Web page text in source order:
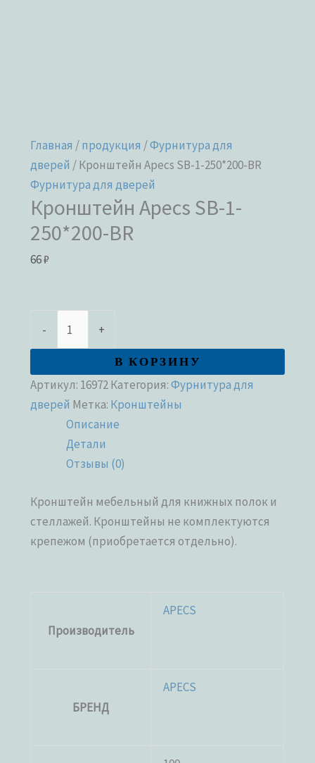
Главная /продукция /Фурнитура для
дверей / Кронштейн Apecs SB-1-250*200-BR
Фурнитура для дверей
Кронштейн Apecs SB-1-
250*200-BR
66₽
- +
В КОРЗИНУ
Артикул: 16972Категория:Фурнитура для
дверей Метка: Кронштейны
Описание
Детали
Отзывы (0)
Кронштейн мебельный для книжных полок и
стеллажей. Кронштейны не комплектуются
крепежом (приобретается отдельно).
Производитель
APECS
БРЕНД
APECS